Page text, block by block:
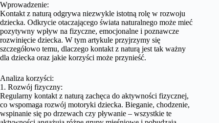
Wprowadzenie:
Kontakt z naturą odgrywa niezwykle istotną rolę w rozwoju
dziecka. Odkrycie otaczającego świata naturalnego może mieć
pozytywny wpływ na fizyczne, emocjonalne i poznawcze
rozwinięcie dziecka. W tym artykule przyjrzymy się
szczegółowo temu, dlaczego kontakt z naturą jest tak ważny
dla dziecka oraz jakie korzyści może przynieść.
Analiza korzyści:
1. Rozwój fizyczny:
Regularny kontakt z naturą zachęca do aktywności fizycznej,
co wspomaga rozwój motoryki dziecka. Bieganie, chodzenie,
wspinanie się po drzewach czy pływanie – wszystkie te